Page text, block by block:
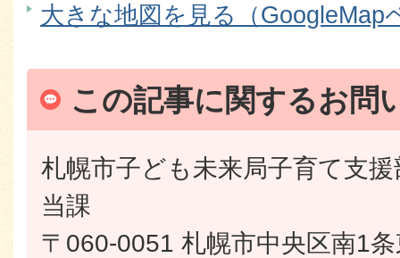
大きな地図を見る（GoogleMap
この記事に関するお問
札幌市子ども未来局子育て支
当課
〒060-0051 札幌市中央区南1